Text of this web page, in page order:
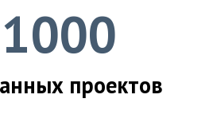
1000
проектов